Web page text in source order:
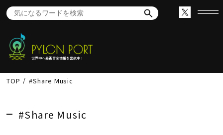
世界中へ最新音楽情報を出航中！
TOP #Share Music
#Share Music